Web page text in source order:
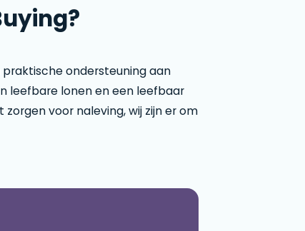
ondersteuning aan
leefbare lonen en een leefbaar
voor naleving, wij zijn er om